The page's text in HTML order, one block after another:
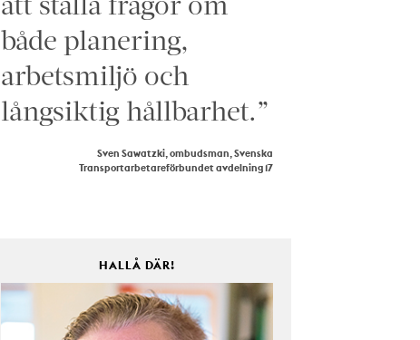
både planering,
arbetsmiljö och
långsiktig hållbarhet.”
Sven Sawatzki, ombudsman, Svenska
Transportarbetareförbundet avdelning 17
HALLÅ DÄR!